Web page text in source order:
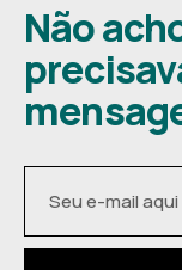
Não